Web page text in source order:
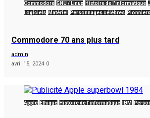
Commodore GNU / Linux Histoire de l'informatique
Logiciels Matériel Personnages célèbres Pionniers
Commodore 70 ans plus tard
admin
avril 15, 2024 0
Apple Éthique Histoire de l'informatique IBM